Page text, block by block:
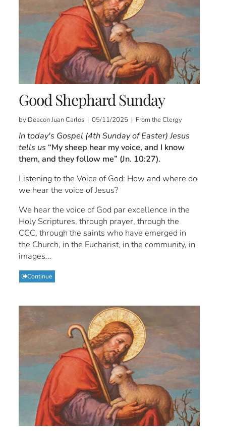
Good Shephard Sunday
by Deacon Juan Carlos | 05/11/2025 | From the Clergy
In today's Gospel (4th Sunday of Easter) Jesus
tells us “My sheep hear my voice, and I know
them, and they follow me” (Jn. 10:27).
Listening to the Voice of God: How and where do
we hear the voice of Jesus?
We hear the voice of God par excellence in the
Holy Scriptures, through prayer, through the
CCC, through the saints who have emerged in
the Church, in the Eucharist, in the community, in
images...
Continue